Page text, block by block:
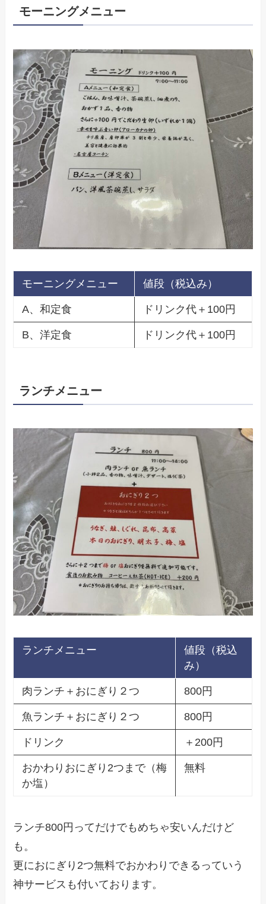
モーニングメニュー
モーニングメニュー 値段（税込み）
A、和定食 ドリンク代＋100円
B、洋定食 ドリンク代＋100円
ランチメニュー
ランチメニュー
値段（税込
み）
肉ランチ＋おにぎり２つ 800円
魚ランチ＋おにぎり２つ 800円
ドリンク ＋200円
おかわりおにぎり2つまで（梅
か塩）
無料
ランチ800円ってだけでもめちゃ安いんだけど
も。
更におにぎり2つ無料でおかわりできるっていう
神サービスも付いております。